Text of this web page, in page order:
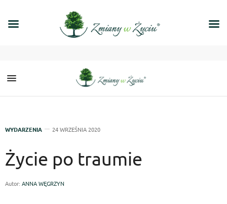
WYDARZENIA 24 WRZEŚNIA 2020
Życie po traumie
Autor: ANNA WĘGRZYN